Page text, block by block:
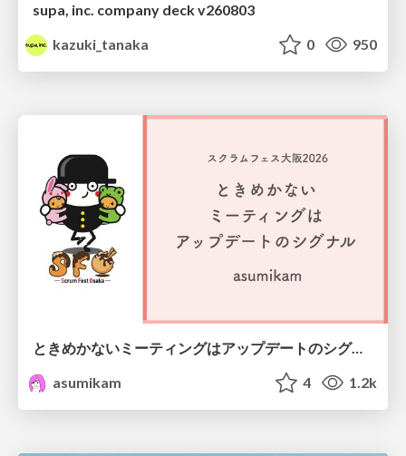
supa, inc. company deck v260803
kazuki_tanaka
0 950
ときめかないミーティングはアップデートのシグナル #scrumosaka
asumikam
4 1.2k